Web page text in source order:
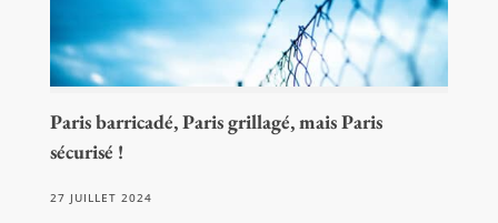
Paris barricadé, Paris grillagé, mais Paris
sécurisé !
27 JUILLET 2024